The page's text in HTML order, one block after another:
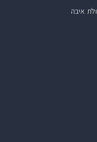
איבה